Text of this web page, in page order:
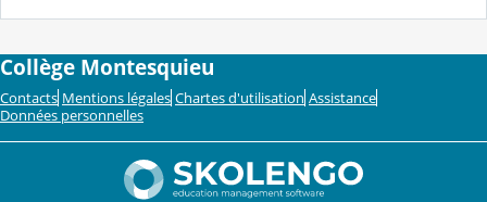
Collège Montesquieu
Contacts Mentions légales Chartes d'utilisation Assistance
Données personnelles